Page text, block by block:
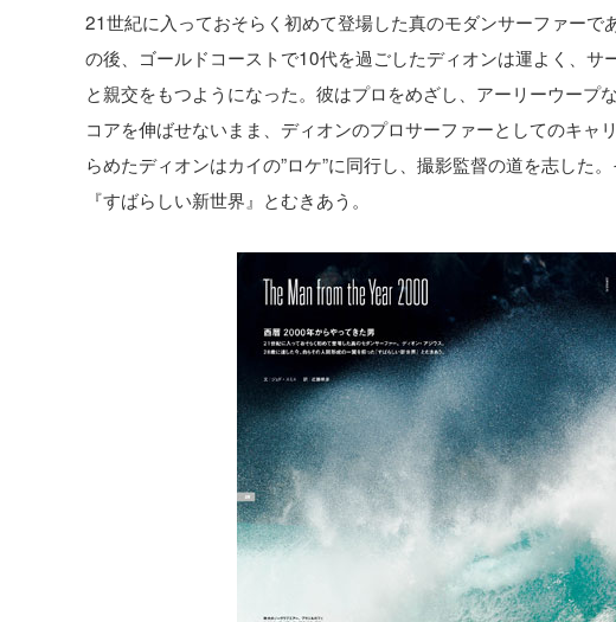
21世紀に入っておそらく初めて登場した真のモダンサーファー
の後、ゴールドコーストで10代を過ごしたディオンは運よく、
と親交をもつようになった。彼はプロをめざし、アーリーウー
コアを伸ばせないまま、ディオンのプロサーファーとしてのキ
らめたディオンはカイの”ロケ”に同行し、撮影監督の道を志した
『すばらしい新世界』とむきあう。